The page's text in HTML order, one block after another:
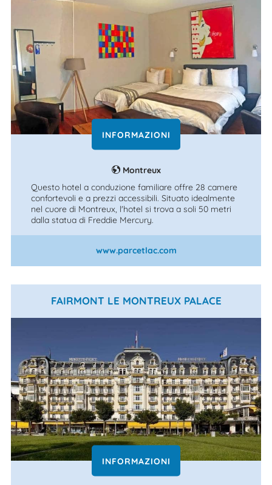
INFORMAZIONI
Montreux
Questo hotel a conduzione familiare offre 28 camere
confortevoli e a prezzi accessibili. Situato idealmente
nel cuore di Montreux, l'hotel si trova a soli 50 metri
dalla statua di Freddie Mercury.
www.parcetlac.com
FAIRMONT LE MONTREUX PALACE
INFORMAZIONI